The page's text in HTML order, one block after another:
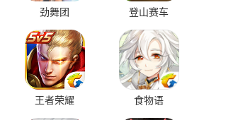
劲舞团 登山赛车
王者荣耀 食物语